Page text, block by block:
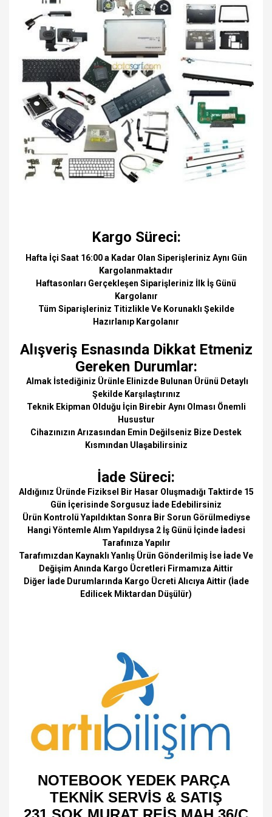
Kargo Süreci:
Hafta İçi Saat 16:00 a Kadar Olan Siperişleriniz Aynı Gün
Kargolanmaktadır
Haftasonları Gerçekleşen Siparişleriniz İlk İş Günü
Kargolanır
Tüm Siparişleriniz Titizlikle Ve Korunaklı Şekilde
Hazırlanıp Kargolanır
Alışveriş Esnasında Dikkat Etmeniz
Gereken Durumlar:
Almak İstediğiniz Ürünle Elinizde Bulunan Ürünü Detaylı
Şekilde Karşılaştırınız
Teknik Ekipman Olduğu İçin Birebir Aynı Olması Önemli
Husustur
Cihazınızın Arızasından Emin Değilseniz Bize Destek
Kısmından Ulaşabilirsiniz
İade Süreci:
Aldığınız Üründe Fiziksel Bir Hasar Oluşmadığı Taktirde 15
Gün İçerisinde Sorgusuz İade Edebilirsiniz
Ürün Kontrolü Yapıldıktan Sonra Bir Sorun Görülmediyse
Hangi Yöntemle Alım Yapıldıysa 2 İş Günü İçinde İadesi
Tarafınıza Yapılır
Tarafımızdan Kaynaklı Yanlış Ürün Gönderilmiş İse İade Ve
Değişim Anında Kargo Ücretleri Firmamıza Aittir
Diğer İade Durumlarında Kargo Ücreti Alıcıya Aittir (İade
Edilicek Miktardan Düşülür)
NOTEBOOK YEDEK PARÇA
TEKNİK SERVİS & SATIŞ